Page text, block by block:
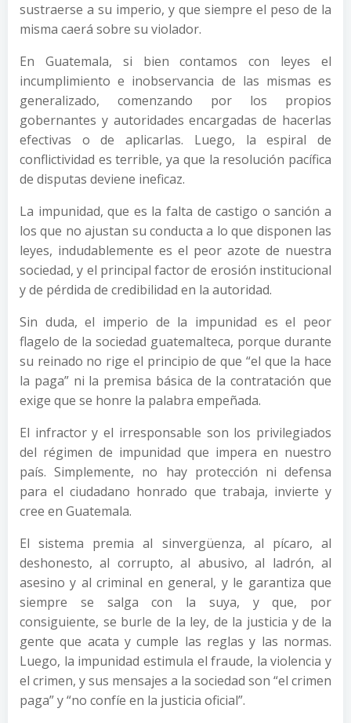
sustraerse a su imperio, y que siempre el peso de la
misma caerá sobre su violador.
En Guatemala, si bien contamos con leyes el
incumplimiento e inobservancia de las mismas es
generalizado, comenzando por los propios
gobernantes y autoridades encargadas de hacerlas
efectivas o de aplicarlas. Luego, la espiral de
conflictividad es terrible, ya que la resolución pacífica
de disputas deviene ineficaz.
La impunidad, que es la falta de castigo o sanción a
los que no ajustan su conducta a lo que disponen las
leyes, indudablemente es el peor azote de nuestra
sociedad, y el principal factor de erosión institucional
y de pérdida de credibilidad en la autoridad.
Sin duda, el imperio de la impunidad es el peor
flagelo de la sociedad guatemalteca, porque durante
su reinado no rige el principio de que “el que la hace
la paga” ni la premisa básica de la contratación que
exige que se honre la palabra empeñada.
El infractor y el irresponsable son los privilegiados
del régimen de impunidad que impera en nuestro
país. Simplemente, no hay protección ni defensa
para el ciudadano honrado que trabaja, invierte y
cree en Guatemala.
El sistema premia al sinvergüenza, al pícaro, al
deshonesto, al corrupto, al abusivo, al ladrón, al
asesino y al criminal en general, y le garantiza que
siempre se salga con la suya, y que, por
consiguiente, se burle de la ley, de la justicia y de la
gente que acata y cumple las reglas y las normas.
Luego, la impunidad estimula el fraude, la violencia y
el crimen, y sus mensajes a la sociedad son “el crimen
paga” y “no confíe en la justicia oficial”.